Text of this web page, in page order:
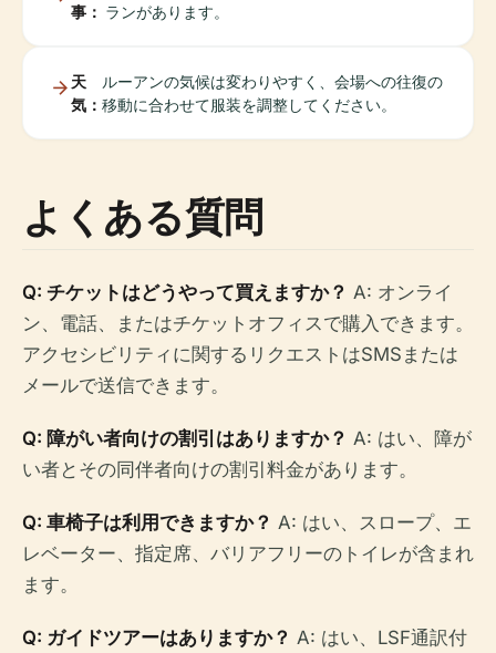
事： ランがあります。
天
気：
ルーアンの気候は変わりやすく、会場への往復の
移動に合わせて服装を調整してください。
よくある質問
Q: チケットはどうやって買えますか？ A: オンライ
ン、電話、またはチケットオフィスで購入できます。
アクセシビリティに関するリクエストはSMSまたは
メールで送信できます。
Q: 障がい者向けの割引はありますか？ A: はい、障が
い者とその同伴者向けの割引料金があります。
Q: 車椅子は利用できますか？ A: はい、スロープ、エ
レベーター、指定席、バリアフリーのトイレが含まれ
ます。
Q: ガイドツアーはありますか？ A: はい、LSF通訳付